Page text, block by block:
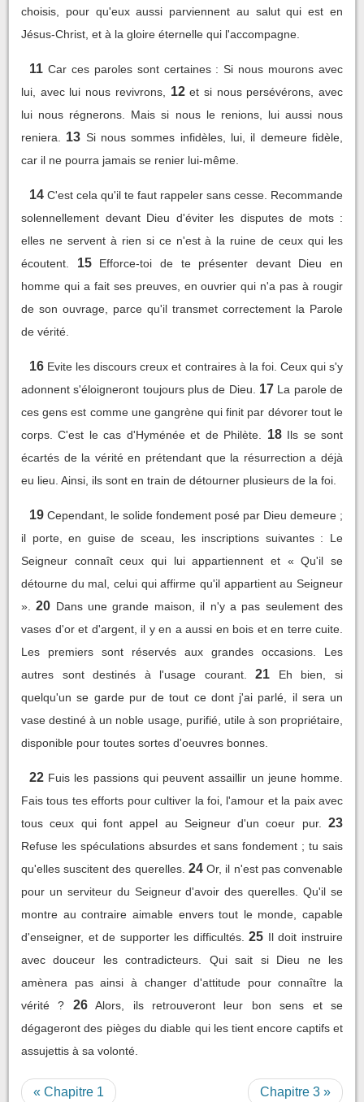
choisis, pour qu'eux aussi parviennent au salut qui est en
Jésus-Christ, et à la gloire éternelle qui l'accompagne.
11 Car ces paroles sont certaines : Si nous mourons avec
lui, avec lui nous revivrons,
12 et si nous persévérons, avec
lui nous régnerons. Mais si nous le renions, lui aussi nous
reniera.
13 Si nous sommes infidèles, lui, il demeure fidèle,
car il ne pourra jamais se renier lui-même.
14 C'est cela qu'il te faut rappeler sans cesse. Recommande
solennellement devant Dieu d'éviter les disputes de mots :
elles ne servent à rien si ce n'est à la ruine de ceux qui les
écoutent.
15
Efforce-toi de te présenter devant Dieu en
homme qui a fait ses preuves, en ouvrier qui n'a pas à rougir
de son ouvrage, parce qu'il transmet correctement la Parole
de vérité.
16 Evite les discours creux et contraires à la foi. Ceux qui s'y
adonnent s'éloigneront toujours plus de Dieu.
17 La parole de
ces gens est comme une gangrène qui finit par dévorer tout le
corps. C'est le cas d'Hyménée et de Philète.
18 Ils se sont
écartés de la vérité en prétendant que la résurrection a déjà
eu lieu. Ainsi, ils sont en train de détourner plusieurs de la foi.
19 Cependant, le solide fondement posé par Dieu demeure ;
il porte, en guise de sceau, les inscriptions suivantes : Le
Seigneur connaît ceux qui lui appartiennent et « Qu'il se
détourne du mal, celui qui affirme qu'il appartient au Seigneur
».
20 Dans une grande maison, il n'y a pas seulement des
vases d'or et d'argent, il y en a aussi en bois et en terre cuite.
Les premiers sont réservés aux grandes occasions. Les
autres sont destinés à l'usage courant.
21
Eh bien, si
quelqu'un se garde pur de tout ce dont j'ai parlé, il sera un
vase destiné à un noble usage, purifié, utile à son propriétaire,
disponible pour toutes sortes d'oeuvres bonnes.
22 Fuis les passions qui peuvent assaillir un jeune homme.
Fais tous tes efforts pour cultiver la foi, l'amour et la paix avec
tous ceux qui font appel au Seigneur d'un coeur pur.
23
Refuse les spéculations absurdes et sans fondement ; tu sais
qu'elles suscitent des querelles. 24 Or, il n'est pas convenable
pour un serviteur du Seigneur d'avoir des querelles. Qu'il se
montre au contraire aimable envers tout le monde, capable
d'enseigner, et de supporter les difficultés. 25 Il doit instruire
avec douceur les contradicteurs. Qui sait si Dieu ne les
amènera pas ainsi à changer d'attitude pour connaître la
vérité ?
26 Alors, ils retrouveront leur bon sens et se
dégageront des pièges du diable qui les tient encore captifs et
assujettis à sa volonté.
« Chapitre 1 Chapitre 3 »